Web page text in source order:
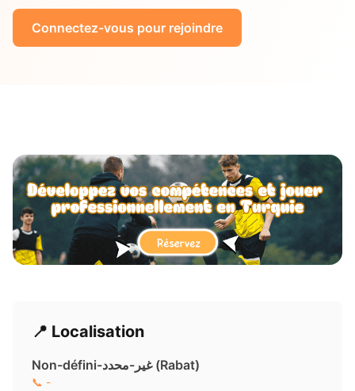
Connectez-vous pour rejoindre
📍 Localisation
Non-défini-غير-محدد ( Rabat)
📞 -